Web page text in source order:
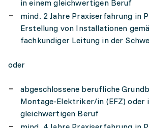
in einem gleichwertigen Beruf
mind. 2 Jahre Praxiserfahrung in
Erstellung von Installationen
fachkundiger Leitung in der
oder
abgeschlossene berufliche
Montage-Elektriker/in (EFZ) oder
gleichwertigen Beruf